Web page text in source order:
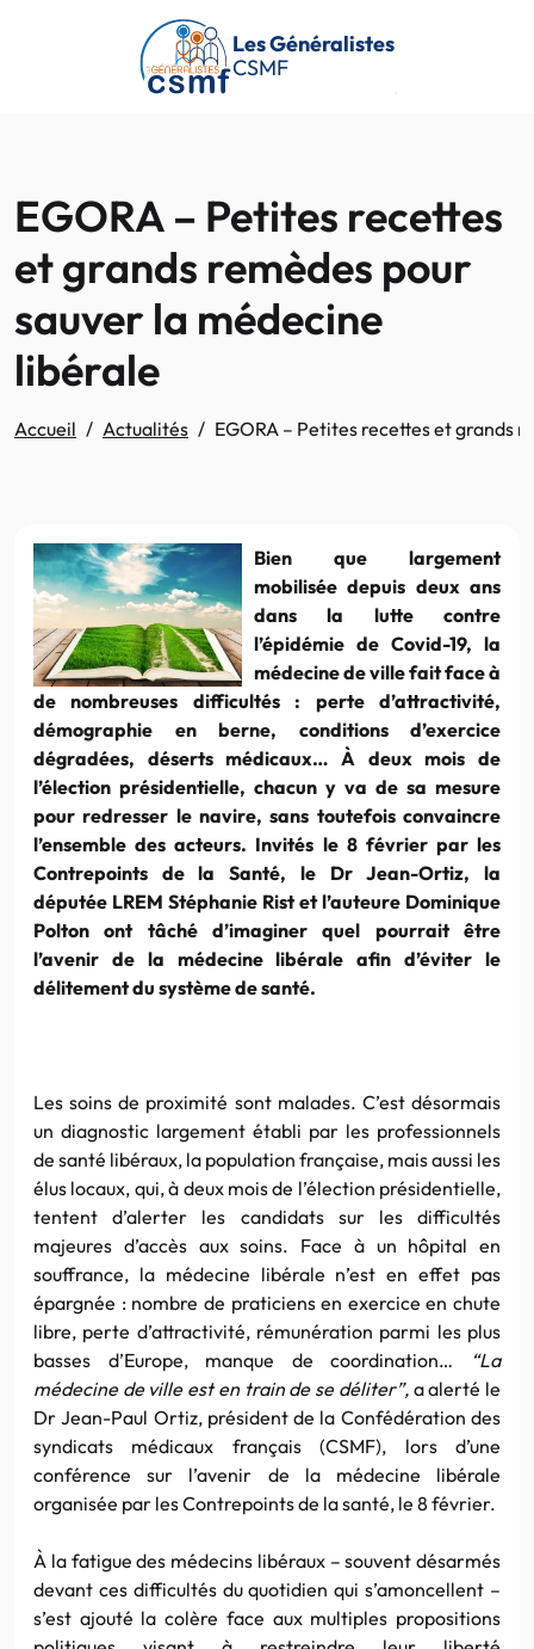
Passer au contenu principal
Les Généralistes
CSMF
EGORA – Petites recettes
et grands remèdes pour
sauver la médecine
libérale
Accueil Actualités EGORA – Petites recettes et grands
Bien que largement
mobilisée depuis deux ans
dans la lutte contre
l’épidémie de Covid-19, la
médecine de ville fait face à
de nombreuses difficultés : perte d’attractivité,
démographie en berne, conditions d’exercice
dégradées, déserts médicaux… À deux mois de
l’élection présidentielle, chacun y va de sa mesure
pour redresser le navire, sans toutefois convaincre
l’ensemble des acteurs. Invités le 8 février par les
Contrepoints de la Santé, le Dr Jean-Ortiz, la
députée LREM Stéphanie Rist et l’auteure Dominique
Polton ont tâché d’imaginer quel pourrait être
l’avenir de la médecine libérale afin d’éviter le
délitement du système de santé.
Les soins de proximité sont malades. C’est désormais
un diagnostic largement établi par les professionnels
de santé libéraux, la population française, mais aussi les
élus locaux, qui, à deux mois de l’élection présidentielle,
tentent d’alerter les candidats sur les difficultés
majeures d’accès aux soins. Face à un hôpital en
souffrance, la médecine libérale n’est en effet pas
épargnée : nombre de praticiens en exercice en chute
libre, perte d’attractivité, rémunération parmi les plus
basses d’Europe, manque de coordination…
“La
médecine de ville est en train de se déliter”,a alerté le
Dr Jean-Paul Ortiz, président de la Confédération des
syndicats médicaux français (CSMF), lors d’une
conférence sur l’avenir de la médecine libérale
organisée par les Contrepoints de la santé, le 8 février.
À la fatigue des médecins libéraux – souvent désarmés
devant ces difficultés du quotidien qui s’amoncellent –
s’est ajouté la colère face aux multiples propositions